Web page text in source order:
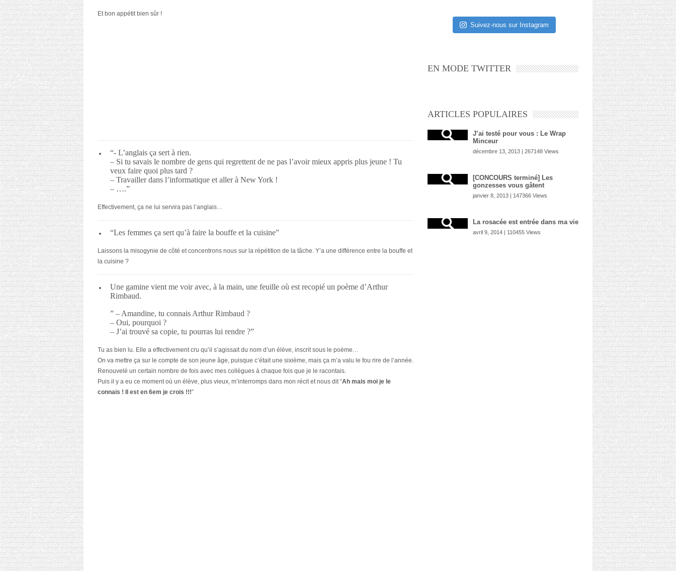
Et bon appétit bien sûr !
“- L’anglais ça sert à rien.
– Si tu savais le nombre de gens qui regrettent de ne pas l’avoir mieux appris plus jeune ! Tu
veux faire quoi plus tard ?
– Travailler dans l’informatique et aller à New York !
– ….”
Effectivement, ça ne lui servira pas l’anglais…
“Les femmes ça sert qu’à faire la bouffe et la cuisine”
Laissons la misogynie de côté et concentrons nous sur la répétition de la tâche. Y’a une différence entre la bouffe et
la cuisine ?
Une gamine vient me voir avec, à la main, une feuille où est recopié un poème d’Arthur
Rimbaud.
” – Amandine, tu connais Arthur Rimbaud ?
– Oui, pourquoi ?
– J’ai trouvé sa copie, tu pourras lui rendre ?”
Tu as bien lu. Elle a effectivement cru qu’il s’agissait du nom d’un élève, inscrit sous le poème…
On va mettre ça sur le compte de son jeune âge, puisque c’était une sixième, mais ça m’a valu le fou rire de l’année.
Renouvelé un certain nombre de fois avec mes collègues à chaque fois que je le racontais.
Puis il y a eu ce moment où un élève, plus vieux, m’interromps dans mon récit et nous dit “Ah mais moi je le
connais ! Il est en 6em je crois !!!”
Suivez-nous sur Instagram
EN MODE TWITTER
ARTICLES POPULAIRES
J’ai testé pour vous : Le Wrap
Minceur
décembre 13, 2013 | 267148 Views
[CONCOURS terminé] Les
gonzesses vous gâtent
janvier 8, 2013 | 147366 Views
La rosacée est entrée dans ma vie
avril 9, 2014 | 110455 Views